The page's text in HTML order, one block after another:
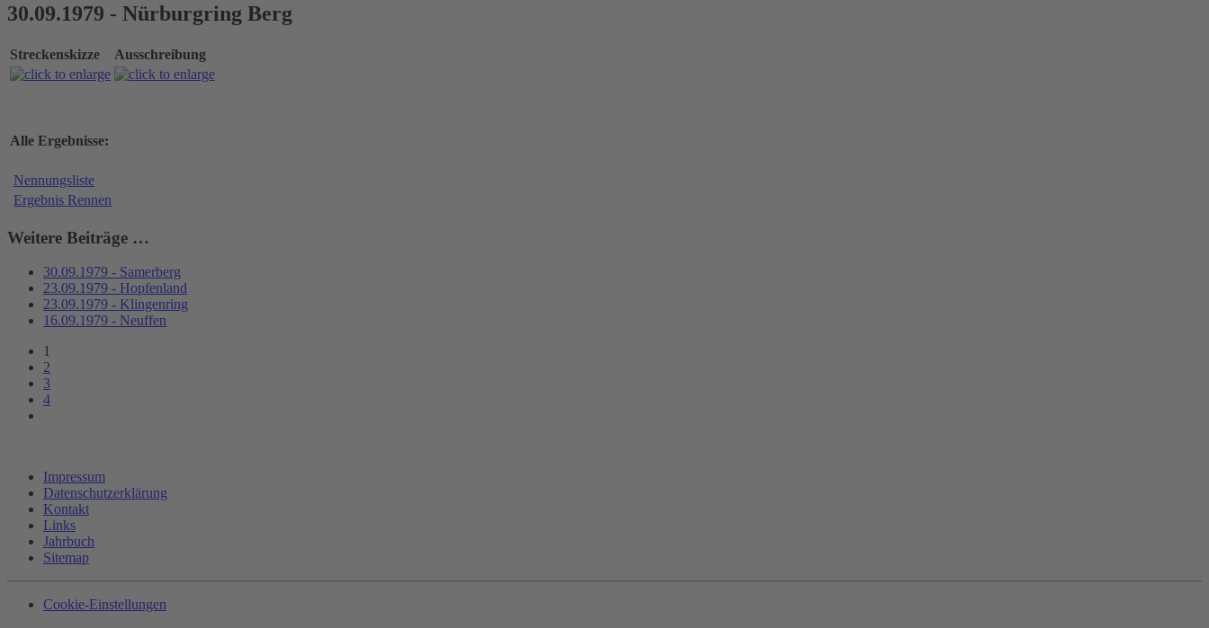
30.09.1979 - Nürburgring Berg
Streckenskizze Ausschreibung
Alle Ergebnisse:
Nennungsliste
Ergebnis Rennen
Weitere Beiträge …
30.09.1979 - Samerberg
23.09.1979 - Hopfenland
23.09.1979 - Klingenring
16.09.1979 - Neuffen
1
2
3
4
Impressum
Datenschutzerklärung
Kontakt
Links
Jahrbuch
Sitemap
Cookie-Einstellungen